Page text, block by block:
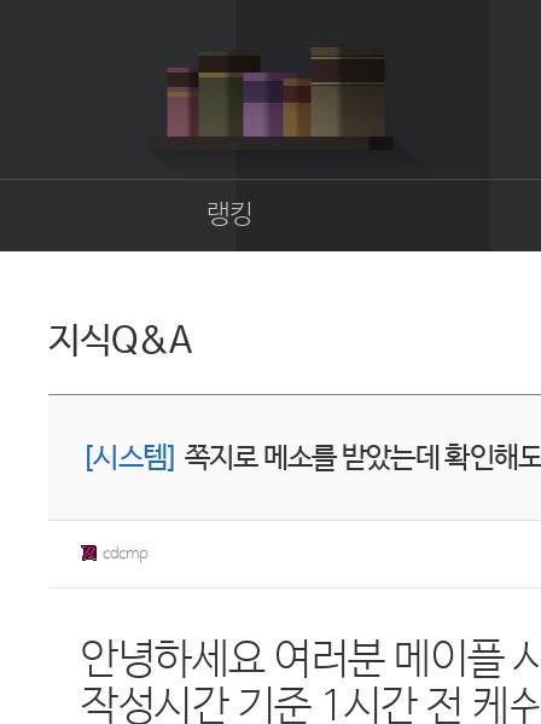
랭킹
지식Q&A
[시스템] 쪽지로 메소를 받았는데 확인해
cdcmp
안녕하세요 여러분 메이플
작성시간 기준 1시간 전 케